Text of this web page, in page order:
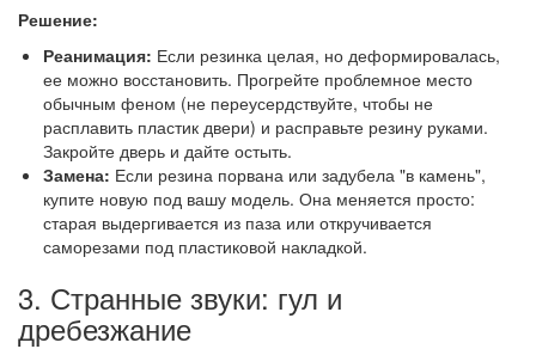
Решение:
Реанимация: Если резинка целая, но деформировалась,
ее можно восстановить. Прогрейте проблемное место
обычным феном (не переусердствуйте, чтобы не
расплавить пластик двери) и расправьте резину руками.
Закройте дверь и дайте остыть.
Замена: Если резина порвана или задубела "в камень",
купите новую под вашу модель. Она меняется просто:
старая выдергивается из паза или откручивается
саморезами под пластиковой накладкой.
3. Странные звуки: гул и
дребезжание